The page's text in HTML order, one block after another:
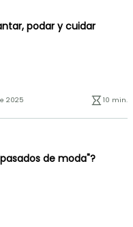
podar y cuidar
2025 10 min.
de moda"?